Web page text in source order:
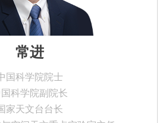
常进
国科学院院士
科学院副院长
家天文台台长